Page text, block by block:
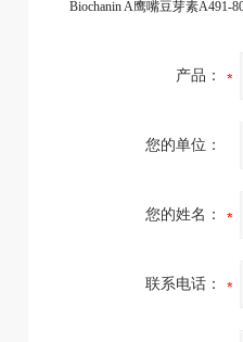
Biochanin A鹰嘴豆芽素A491-
产品：
您的单位：
您的姓名：
联系电话：